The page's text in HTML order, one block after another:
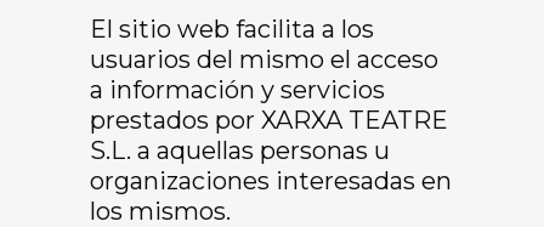
El sitio web facilita a los
usuarios del mismo el acceso
a información y servicios
prestados por XARXA TEATRE
S.L. a aquellas personas u
organizaciones interesadas en
los mismos.